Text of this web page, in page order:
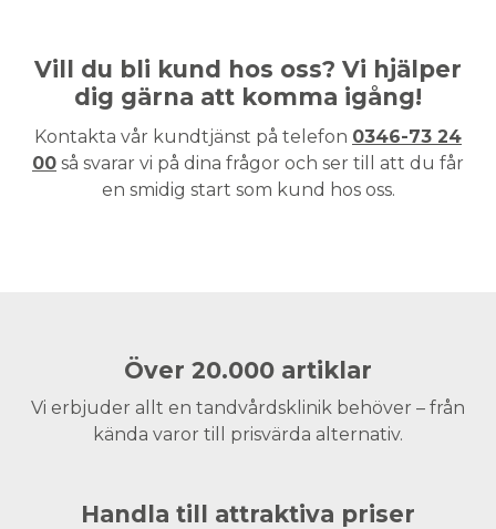
Vill du bli kund hos oss? Vi hjälper
dig gärna att komma igång!
Kontakta vår kundtjänst på telefon 0346-73 24
00 så svarar vi på dina frågor och ser till att du får
en smidig start som kund hos oss.
Över 20.000 artiklar
Vi erbjuder allt en tandvårdsklinik behöver – från
kända varor till prisvärda alternativ.
Handla till attraktiva priser